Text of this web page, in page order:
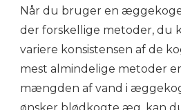
Når du bruger en
der forskellige metoder, du
variere konsistensen af de
mest almindelige metoder
mængden af vand i